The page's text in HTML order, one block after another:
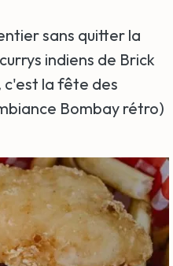
sans quitter la
indiens de Brick
c'est la fête des
Bombay rétro)